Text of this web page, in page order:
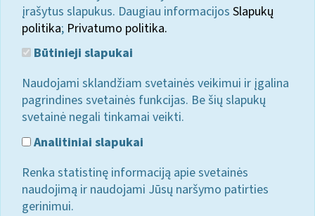
įrašytus slapukus. Daugiau informacijos Slapukų
politika; Privatumo politika.
Būtinieji slapukai
Naudojami sklandžiam svetainės veikimui ir įgalina
pagrindines svetainės funkcijas. Be šių slapukų
svetainė negali tinkamai veikti.
Analitiniai slapukai
Renka statistinę informaciją apie svetainės
naudojimą ir naudojami Jūsų naršymo patirties
gerinimui.